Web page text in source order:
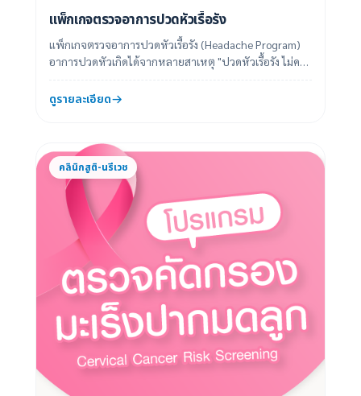
แพ็กเกจตรวจอาการปวดหัวเรื้อรัง
แพ็กเกจตรวจอาการปวดหัวเรื้อรัง (Headache Program)
อาการปวดหัวเกิดได้จากหลายสาเหตุ "ปวดหัวเรื้อรัง ไม่ควร
ดูรายละเอียด
คลินิกสูติ-นรีเวช